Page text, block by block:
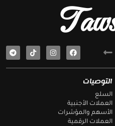
التوصيات
السلع
العملات الأجنبية
الأسهم والمؤشرات
العملات الرقمية
F
a
e
T
e
e